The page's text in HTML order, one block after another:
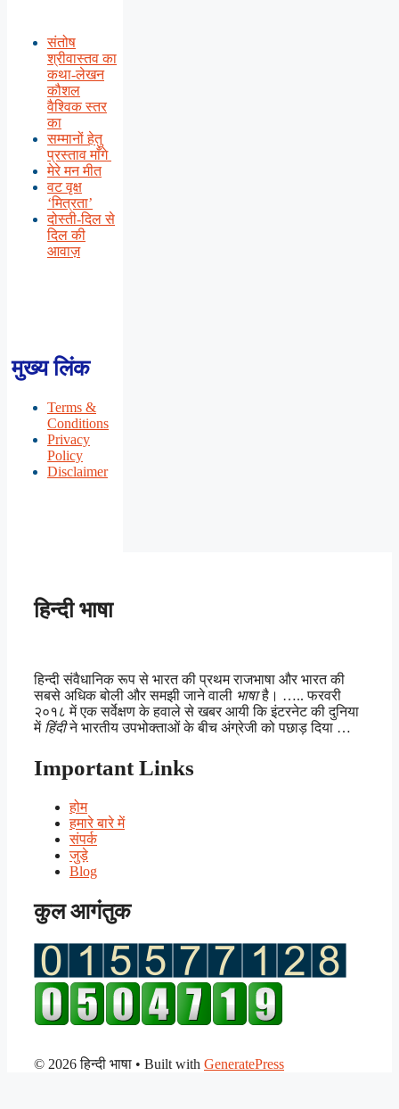
संतोष
श्रीवास्तव का
कथा-लेखन
कौशल
वैश्विक स्तर
का
सम्मानों हेतु
प्रस्ताव माँगे
मेरे मन मीत
वट वृक्ष
‘मित्रता’
दोस्ती-दिल से
दिल की
आवाज़
मुख्य लिंक
Terms &
Conditions
Privacy
Policy
Disclaimer
हिन्दी भाषा
हिन्दी संवैधानिक रूप से भारत की प्रथम राजभाषा और भारत की
सबसे अधिक बोली और समझी जाने वाली भाषाहै। ….. फरवरी
२०१८ में एक सर्वेक्षण के हवाले से खबर आयी कि इंटरनेट की दुनिया
में हिंदीने भारतीय उपभोक्ताओं के बीच अंग्रेजी को पछाड़ दिया …
Important Links
होम
हमारे बारे में
संपर्क
जुड़े
Blog
कुल आगंतुक
© 2026 हिन्दी भाषा • Built with GeneratePress